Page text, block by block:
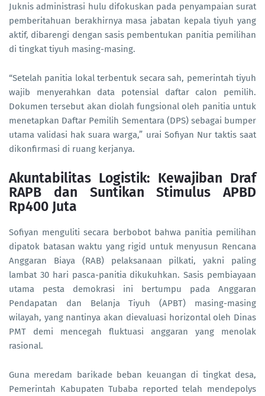
Juknis administrasi hulu difokuskan pada penyampaian surat
pemberitahuan berakhirnya masa jabatan kepala tiyuh yang
aktif, dibarengi dengan sasis pembentukan panitia pemilihan
di tingkat tiyuh masing-masing.
“Setelah panitia lokal terbentuk secara sah, pemerintah tiyuh
wajib menyerahkan data potensial daftar calon pemilih.
Dokumen tersebut akan diolah fungsional oleh panitia untuk
menetapkan Daftar Pemilih Sementara (DPS) sebagai bumper
utama validasi hak suara warga,” urai Sofiyan Nur taktis saat
dikonfirmasi di ruang kerjanya.
Akuntabilitas Logistik: Kewajiban Draf
RAPB dan Suntikan Stimulus APBD
Rp400 Juta
Sofiyan menguliti secara berbobot bahwa panitia pemilihan
dipatok batasan waktu yang rigid untuk menyusun Rencana
Anggaran Biaya (RAB) pelaksanaan pilkati, yakni paling
lambat 30 hari pasca-panitia dikukuhkan. Sasis pembiayaan
utama pesta demokrasi ini bertumpu pada Anggaran
Pendapatan dan Belanja Tiyuh (APBT) masing-masing
wilayah, yang nantinya akan dievaluasi horizontal oleh Dinas
PMT demi mencegah fluktuasi anggaran yang menolak
rasional.
Guna meredam barikade beban keuangan di tingkat desa,
Pemerintah Kabupaten Tubaba reported telah mendepolys